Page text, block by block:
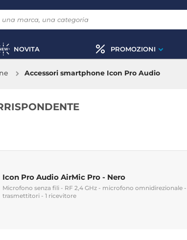
NOVITA PROMOZIONI
Accessori smartphone Icon Pro Audio
Icon Pro Audio AirMic Pro - Nero
Microfono senza fili - RF 2,4 GHz - microfono omnidirezionale
trasmettitori - 1 ricevitore